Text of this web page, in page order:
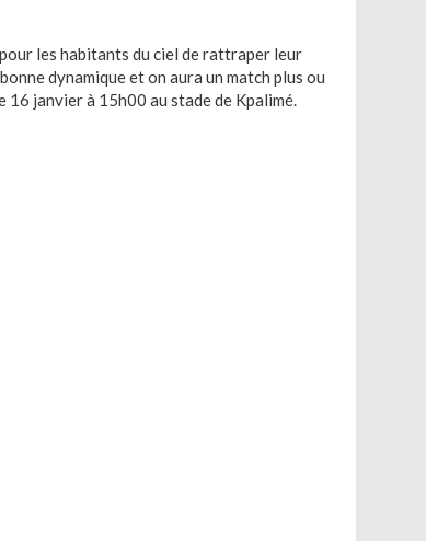
les habitants du ciel de rattraper leur
dynamique et on aura un match plus ou
16 janvier à 15h00 au stade de Kpalimé.